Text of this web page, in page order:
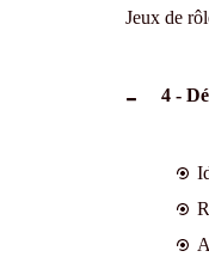
Jeux de
4 -